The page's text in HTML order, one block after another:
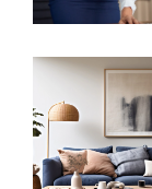
maximale à
maison, un
nous mettons
personnalisées
potentiels.